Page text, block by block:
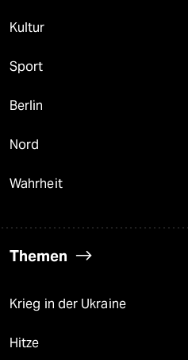
Kultur
Sport
Berlin
Nord
Wahrheit
Themen
Krieg in der Ukraine
Hitze